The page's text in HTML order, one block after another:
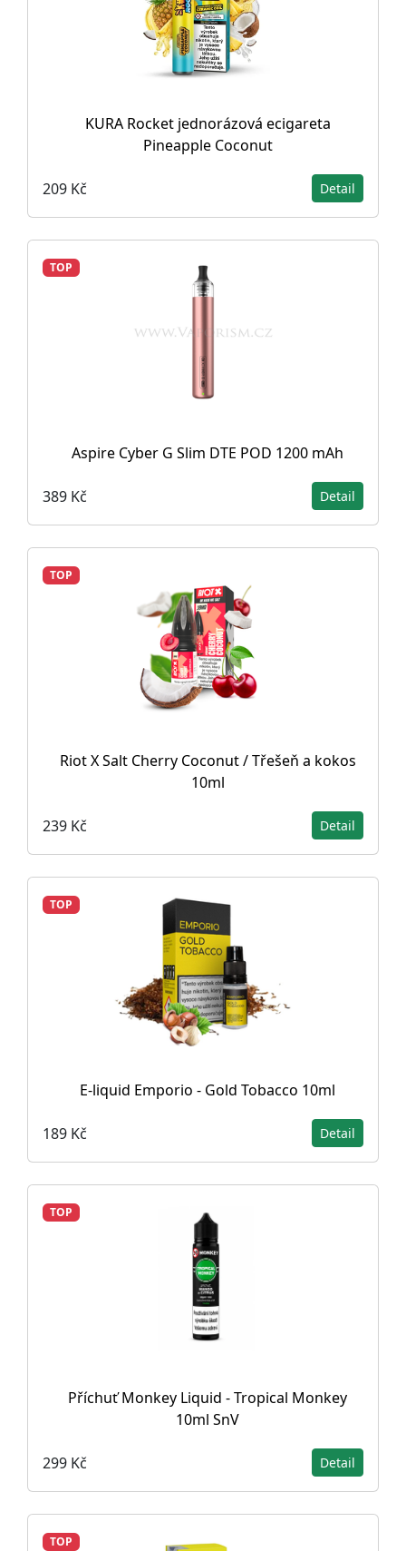
KURA Rocket jednorázová ecigareta
Pineapple Coconut
209 Kč Detail
TOP
Aspire Cyber G Slim DTE POD 1200 mAh
389 Kč Detail
TOP
Riot X Salt Cherry Coconut / Třešeň a kokos
10ml
239 Kč Detail
TOP
E-liquid Emporio - Gold Tobacco 10ml
189 Kč Detail
TOP
Příchuť Monkey Liquid - Tropical Monkey
10ml SnV
299 Kč Detail
TOP